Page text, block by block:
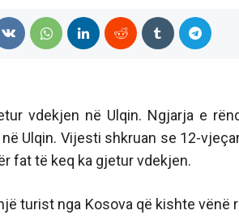
vdekjen në Ulqin. Ngjarja e
Ulqin. Vijesti shkruan se 12-
fat të keq ka gjetur vdekjen.
turist nga Kosova që kishte vënë